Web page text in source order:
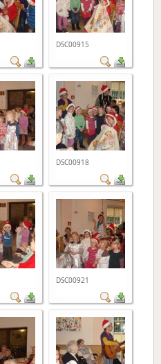
DSC00915
DSC00918
DSC00921